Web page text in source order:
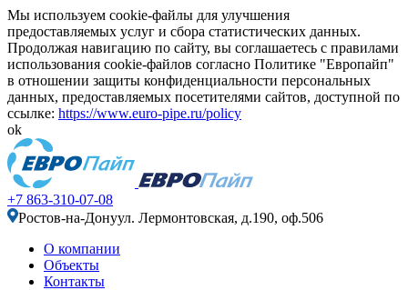
Мы используем cookie-файлы для улучшения
предоставляемых услуг и сбора статистических данных.
Продолжая навигацию по сайту, вы соглашаетесь с правилами
использования cookie-файлов согласно Политике "Европайп"
в отношении защиты конфиденциальности персональных
данных, предоставляемых посетителями сайтов, доступной по
ссылке: https://www.euro-pipe.ru/policy
ok
+7 863-310-07-08
Ростов-на-Донуул. Лермонтовская, д.190, оф.506
О компании
Объекты
Контакты